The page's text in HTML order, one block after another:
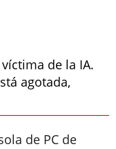
de la IA.
agotada,
de PC de